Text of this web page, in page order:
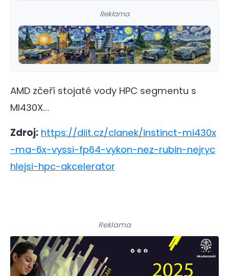
Reklama
AMD zčeří stojaté vody HPC segmentu s
MI430X…
Zdroj: https://diit.cz/clanek/instinct-mi430x
-ma-6x-vyssi-fp64-vykon-nez-rubin-nejryc
hlejsi-hpc-akcelerator
Reklama